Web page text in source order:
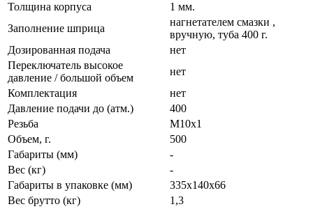
Толщина корпуса
1 мм.
Заполнение шприца
нагнетателем смазки ,
вручную, туба 400 г.
Дозированная подача
нет
Переключатель высокое
давление / большой объем
нет
Комплектация
нет
Давление подачи до (атм.)
400
Резьба
М10х1
Объем, г.
500
Габариты (мм)
-
Вес (кг)
-
Габариты в упаковке (мм)
335х140х66
Вес брутто (кг)
1,3